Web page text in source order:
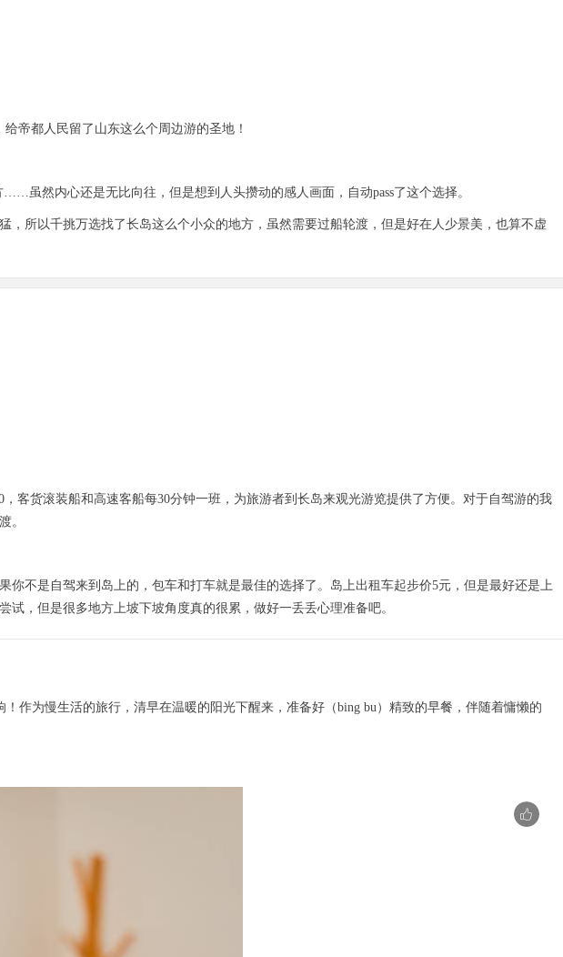
帝都人民留了山东这么个周边游的圣地！
虽然内心还是无比向往，但是想到人头攒动的感人画面，自动pass了这个选择。
所以千挑万选找了长岛这么个小众的地方，虽然需要过船轮渡，但是好在人少景美，也算不虚
客货滚装船和高速客船每30分钟一班，为旅游者到长岛来观光游览提供了方便。对于自驾游的我
。
不是自驾来到岛上的，包车和打车就是最佳的选择了。岛上出租车起步价5元，但是最好还是上
，但是很多地方上坡下坡角度真的很累，做好一丢丢心理准备吧。
为慢生活的旅行，清早在温暖的阳光下醒来，准备好（bing bu）精致的早餐，伴随着慵懒的